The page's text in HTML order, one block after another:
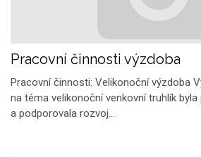
Pracovní činnosti výzdoba
Pracovní činnosti: Velikonoční výzdoba
na téma velikonoční venkovní truhlík
a podporovala rozvoj…